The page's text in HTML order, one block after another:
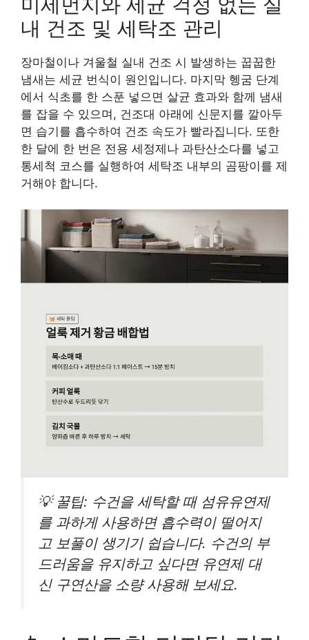
내 건조 및 세탁조 관리
장마철이나 겨울철 실내 건조 시 발생하는 꿉꿉한
냄새는 세균 번식이 원인입니다. 마지막 헹굼 단계
에서 식초를 한 스푼 넣으면 살균 효과와 함께 냄새
를 잡을 수 있으며, 건조대 아래에 신문지를 깔아두
면 습기를 흡수하여 건조 속도가 빨라집니다. 또한
한 달에 한 번은 전용 세정제나 과탄산소다를 넣고
통세척 코스를 실행하여 세탁조 내부의 곰팡이를 제
거해야 합니다.
💡 꿀팁: 수건을 세탁할 때 섬유유연제
를 과하게 사용하면 흡수력이 떨어지
고 보풀이 생기기 쉽습니다. 수건의 부
드러움을 유지하고 싶다면 유연제 대
신 구연산을 소량 사용해 보세요.